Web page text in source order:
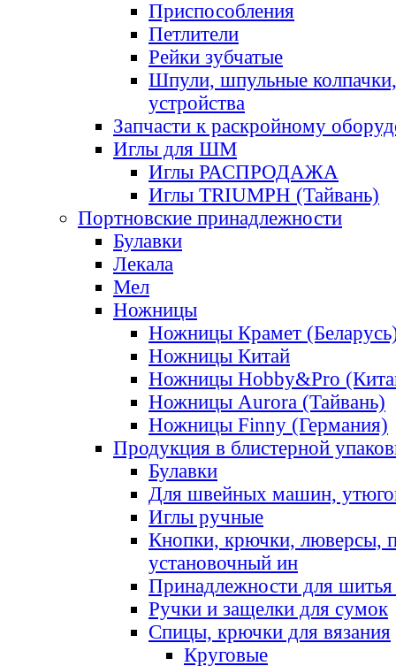
Приспособления
Петлители
Рейки зубчатые
Шпули, шпульные
устройства
Запчасти к раскройному
Иглы для ШМ
Иглы РАСПРОДАЖА
Иглы TRIUMPH (Тайвань)
Портновские принадлежности
Булавки
Лекала
Мел
Ножницы
Ножницы Крамет
Ножницы Китай
Ножницы Hobby&Pro
Ножницы Aurora (Тайвань)
Ножницы Finny (Германия)
Продукция в блистерной
Булавки
Для швейных машин,
Иглы ручные
Кнопки, крючки, люверсы,
установочный ин
Принадлежности для шитья
Ручки и защелки для сумок
Спицы, крючки для вязания
Круговые